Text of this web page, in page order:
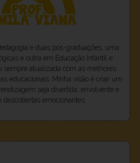
e duas pós-graduações, uma
e outra em Educação Infantil e
sempre atualizada com as melhores
educacionais. Minha visão é criar um
seja divertida, envolvente e
descobertas emocionantes.